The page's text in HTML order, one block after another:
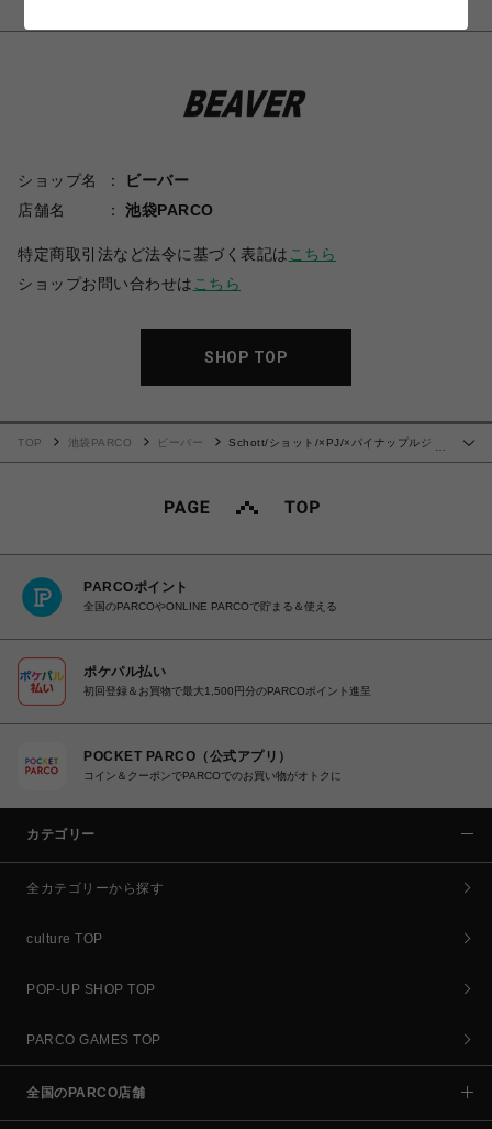
ショップ名
ビーバー
店舗名
池袋PARCO
特定商取引法など法令に基づく表記は こちら
ショップお問い合わせは こちら
SHOP TOP
TOP 池袋PARCO ビーバー
Schott/ショット/×PJ/×パイナップルジュ
PARCOポイント
全国のPARCOやONLINE PARCOで貯まる＆使える
ポケパル払い
初回登録＆お買物で最大1,500円分のPARCOポイント進呈
POCKET PARCO（公式アプリ）
コイン＆クーポンでPARCOでのお買い物がオトクに
カテゴリー
全カテゴリーから探す
culture TOP
POP-UP SHOP TOP
PARCO GAMES TOP
全国のPARCO店舗